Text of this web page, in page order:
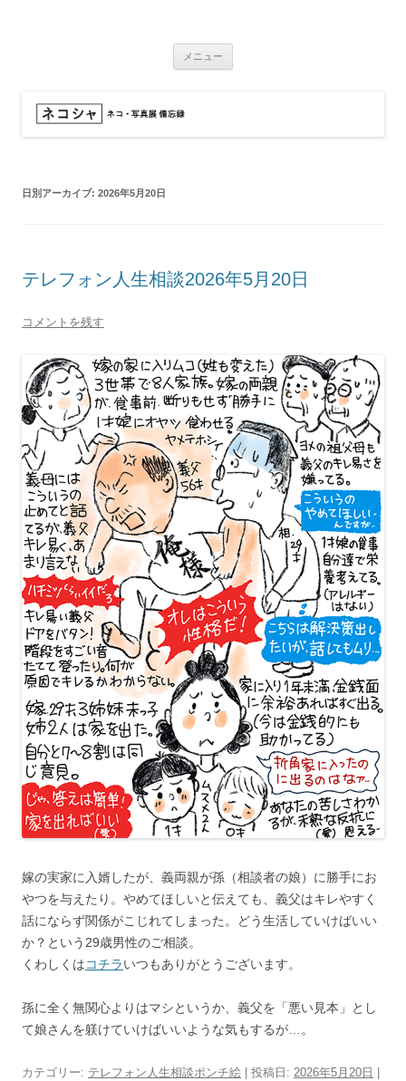
メニュー
日別アーカイブ: 2026年5月20日
テレフォン人生相談2026年5月20日
コメントを残す
嫁の実家に入婿したが、義両親が孫（相談者の娘）に勝手にお
やつを与えたり。やめてほしいと伝えても、義父はキレやすく
話にならず関係がこじれてしまった。どう生活していけばいい
か？という29歳男性のご相談。
くわしくはコチラいつもありがとうございます。
孫に全く無関心よりはマシというか、義父を「悪い見本」とし
て娘さんを躾けていけばいいような気もするが…。
カテゴリー: テレフォン人生相談ポンチ絵 | 投稿日: 2026年5月20日